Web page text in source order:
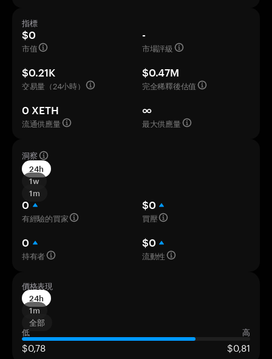
指標
$0
市值
-
市場評級
$0.21K
交易量（24小時）
$0.47M
完全稀釋後估值
0 XETH
流通供應量
∞
最大供應量
洞察
24h
1w
1m
0
有經驗的買家
$0
買壓
0
持有者
$0
流動性
價格表現
24h
1m
全部
低
高
$0,78
$0,81